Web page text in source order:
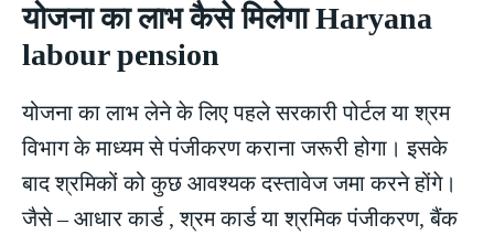
योजना का लाभ कैसे मिलेगा Haryana
labour pension
योजना का लाभ लेने के लिए पहले सरकारी पोर्टल या श्रम
विभाग के माध्यम से पंजीकरण कराना जरूरी होगा। इसके
बाद श्रमिकों को कुछ आवश्यक दस्तावेज जमा करने होंगे।
जैसे – आधार कार्ड , श्रम कार्ड या श्रमिक पंजीकरण, बैंक